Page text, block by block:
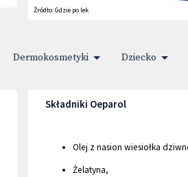
Źródło:Gdzie po lek
Dermokosmetyki Dziecko
Składniki Oeparol
Olej z nasion wiesiołka
Żelatyna,